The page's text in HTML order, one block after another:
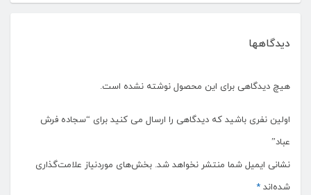
دیدگاهها
هیچ دیدگاهی برای این محصول نوشته نشده است.
اولین نفری باشید که دیدگاهی را ارسال می کنید برای “سجاده فرش
عباد”
نشانی ایمیل شما منتشر نخواهد شد. بخش‌های موردنیاز علامت‌گذاری
شده‌اند *